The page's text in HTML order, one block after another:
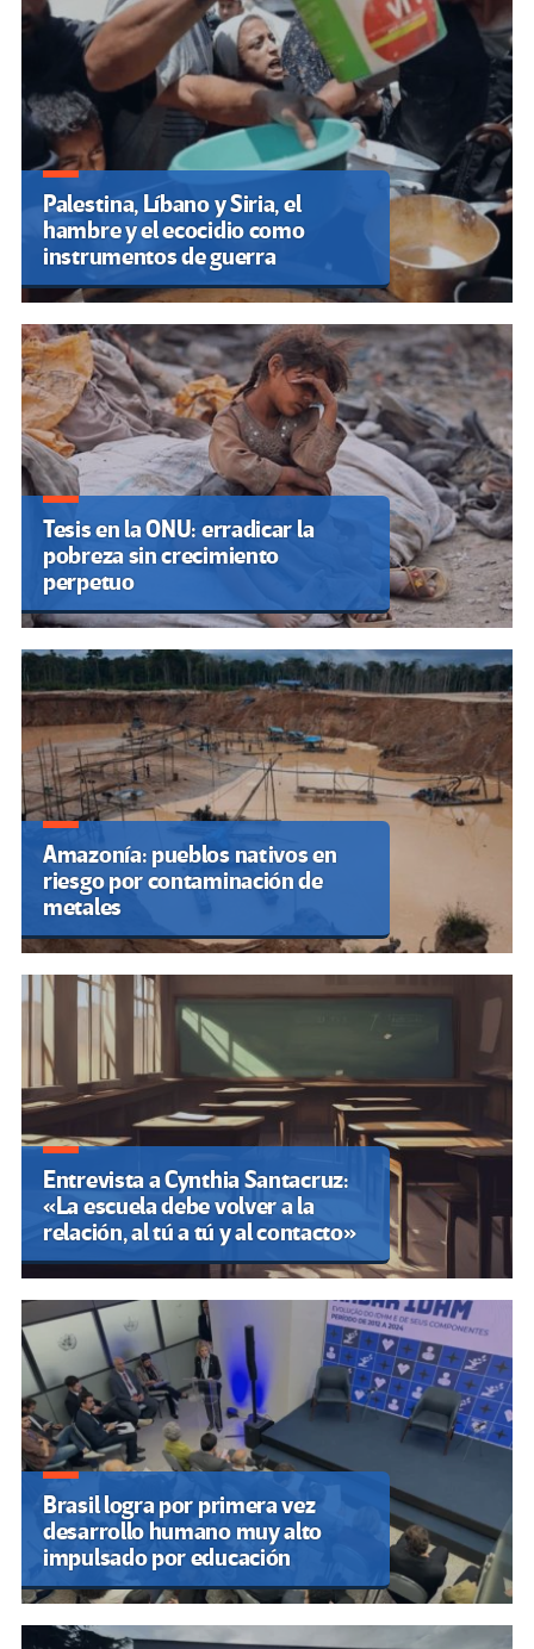
Palestina, Líbano y Siria, el
hambre y el ecocidio como
instrumentos de guerra
Tesis en la ONU: erradicar la
pobreza sin crecimiento
perpetuo
Amazonía: pueblos nativos en
riesgo por contaminación de
metales
Entrevista a Cynthia Santacruz:
«La escuela debe volver a la
relación, al tú a tú y al contacto»
Brasil logra por primera vez
desarrollo humano muy alto
impulsado por educación